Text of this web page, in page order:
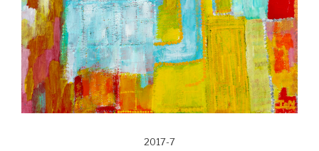
2017-7